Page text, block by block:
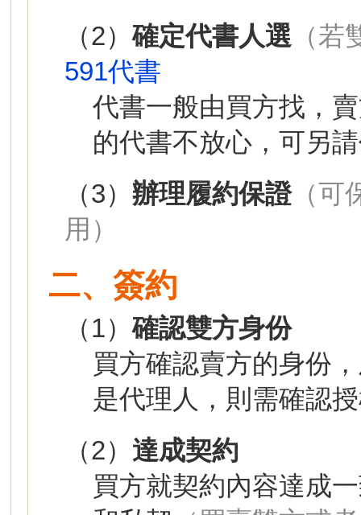
（2）確定代書人選 （
591代書
代書一般由買方找，
的代書不放心，可另
（3） 辦理履約保證（可
用）
二、簽約
（1）確認雙方身份
買方確認賣方的身份
是代理人，則需確認
（2） 達成契約
買方就契約內容達成